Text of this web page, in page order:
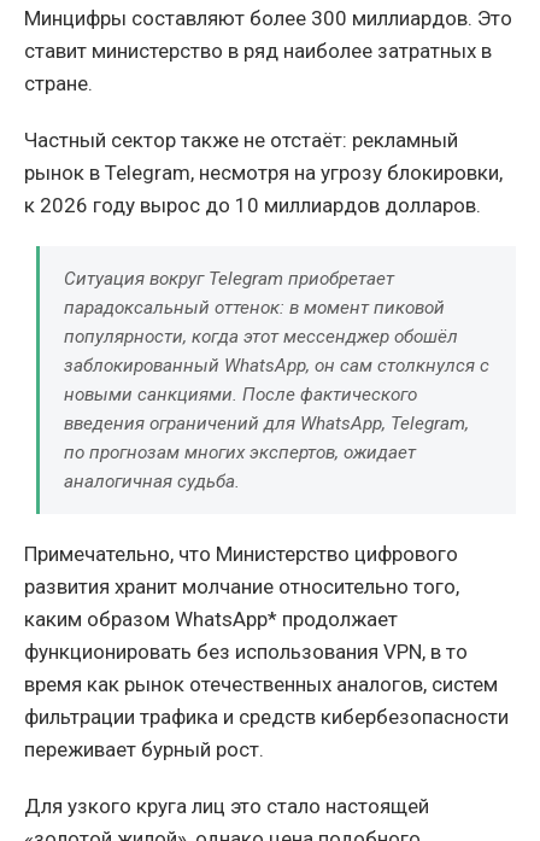
Минцифры составляют более 300 миллиардов. Это
ставит министерство в ряд наиболее затратных в
стране.
Частный сектор также не отстаёт: рекламный
рынок в Telegram, несмотря на угрозу блокировки,
к 2026 году вырос до 10 миллиардов долларов.
Ситуация вокруг Telegram приобретает
парадоксальный оттенок: в момент пиковой
популярности, когда этот мессенджер обошёл
заблокированный WhatsApp, он сам столкнулся с
новыми санкциями. После фактического
введения ограничений для WhatsApp, Telegram,
по прогнозам многих экспертов, ожидает
аналогичная судьба.
Примечательно, что Министерство цифрового
развития хранит молчание относительно того,
каким образом WhatsApp* продолжает
функционировать без использования VPN, в то
время как рынок отечественных аналогов, систем
фильтрации трафика и средств кибербезопасности
переживает бурный рост.
Для узкого круга лиц это стало настоящей